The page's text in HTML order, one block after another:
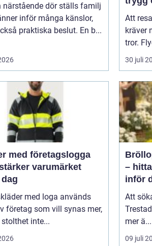
närstående dör ställs familj
inför många känslor,
praktiska beslut. En b...
Att
kräver
tror.
30 juli
med företagslogga
varumärket
med loga används
företag som vill synas mer,
inte...
–
inför
Att
mer ä...
09 juli